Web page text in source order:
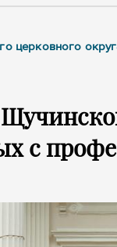
церковного
с